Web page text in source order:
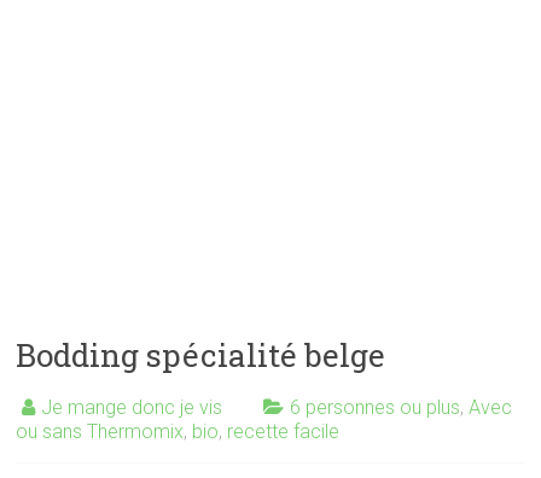
Bodding spécialité belge
Je mange donc je vis 6 personnes ou plus,Avec
ou sans Thermomix, bio, recette facile